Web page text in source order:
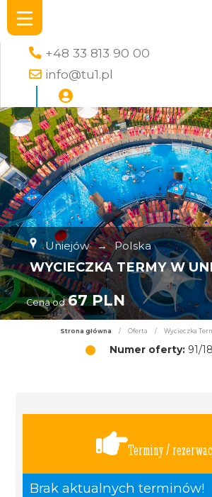
+48 33 813 90 00
info@tu1.pl
Uniejów → Polska
WYCIECZKA TERMY W
Cena od 67 PLN
Strona główna / Oferta / Wycieczka
Numer oferty: 91/
Terminy /
Brak aktualnych terminów!